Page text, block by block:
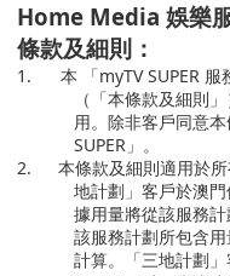
Home Media 娛樂
條款及細則：
1. 本 「myTV SUPER 服
（「本條款及細則
用。除非客戶同意
SUPER 」。
2.
本條款及細則適用於
地計劃」客戶於澳
據用量將從該服務
該服務計劃所包含
計算。「三地計劃